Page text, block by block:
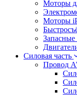
Моторы
Моторы
Запасные
Силовая часть
Провод